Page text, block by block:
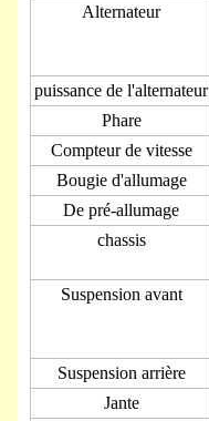
Alternateur
puissance de l'alternateur
Phare
Compteur de vitesse
Bougie d'allumage
De pré-allumage
chassis
Suspension avant
Suspension arrière
Jante